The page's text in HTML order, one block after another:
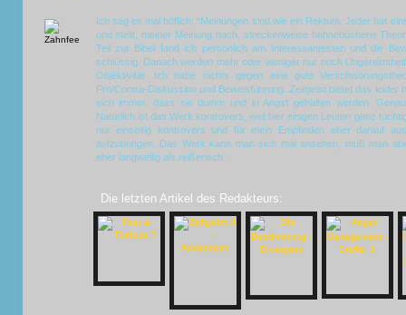
Ich sag es mal höflich: “Meinungen sind wie ein Rektum. Jeder hat
und stellt, meiner Meinung nach, streckenweise hahnebüchene
Teil zur Bibel fand ich persönlich am Interessantesten und die
schlüssig. Danach werden mehr oder weniger nur noch
Objektivität. Ich habe nichts gegen eine gute
Pro/Contra-Diskussion und Beweisführung.Zeitgeist bietet das leider
sich immer, dass sie dumm und in Angst gehalten werden.
Natürlich ist das Werk kontrovers, weil hier einigen Leuten ganz
nur einseitig kontrovers und für mein Empfinden eher darauf
aufzubringen. Das Werk kann man sich mal ansehen, muß man
eher langweilig als reißerisch.
Die letzten Artikel des Redakteurs: